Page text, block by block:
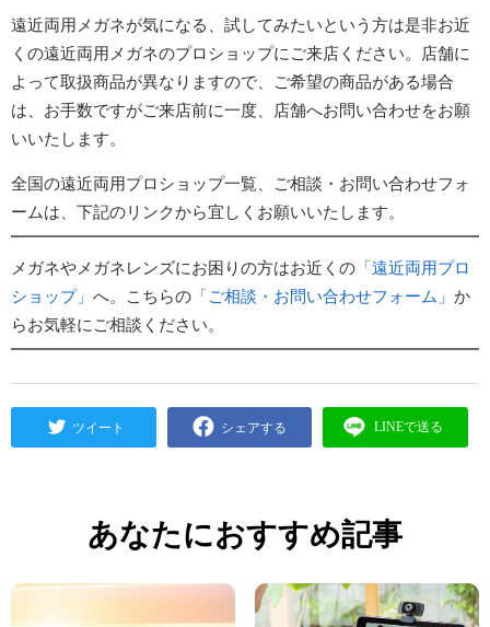
遠近両用メガネが気になる、試してみたいという方は是非お近
くの遠近両用メガネのプロショップにご来店ください。店舗に
よって取扱商品が異なりますので、ご希望の商品がある場合
は、お手数ですがご来店前に一度、店舗へお問い合わせをお願
いいたします。
全国の遠近両用プロショップ一覧、ご相談・お問い合わせフォ
ームは、下記のリンクから宜しくお願いいたします。
メガネやメガネレンズにお困りの方はお近くの 「遠近両用プロ
ショップ」 へ。こちらの 「ご相談・お問い合わせフォーム」 か
らお気軽にご相談ください。
あなたにおすすめ記事